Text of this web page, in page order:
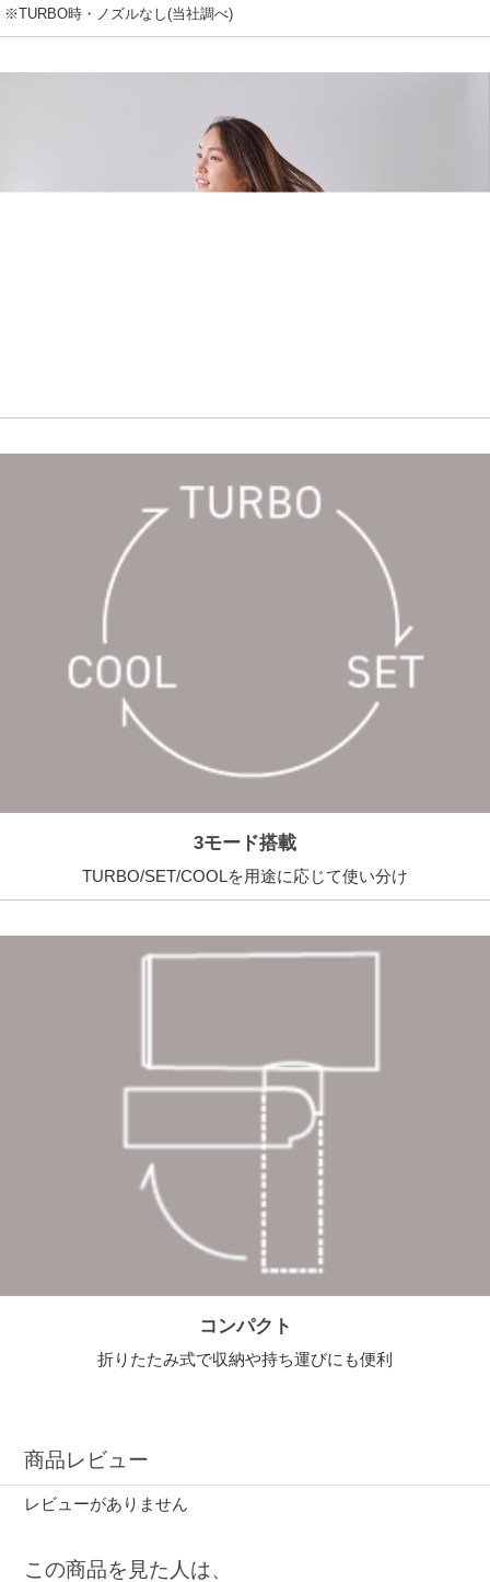
※TURBO時・ノズルなし(当社調べ)
3モード搭載
TURBO/SET/COOLを用途に応じて使い分け
コンパクト
折りたたみ式で収納や持ち運びにも便利
商品レビュー
レビューがありません
この商品を見た人は、